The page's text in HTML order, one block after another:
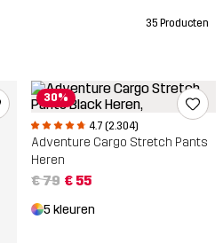
35 Producten
30%
4.7 (2.304)
Adventure Cargo Stretch Pants
Heren
€ 79 € 55
5 kleuren